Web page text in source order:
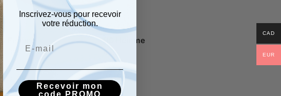
Femme
US Homme
4–5
6–7
7.5–8.5
CAD
EUR
Inscrivez-vous pour recevoir
votre réduction.
Recevoir mon
code PROMO